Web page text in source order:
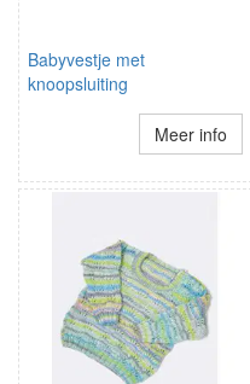
Babyvestje met
knoopsluiting
Meer info